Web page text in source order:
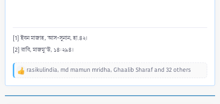
[1] ইবন মাজাহ, আস-সুনান, হা.৪২।
[2] রাবি, মাজমু’উ, ১৪:২৯৪।
R
rasikulindia, md mamun mridha, Ghaalib Sharafand 32 others